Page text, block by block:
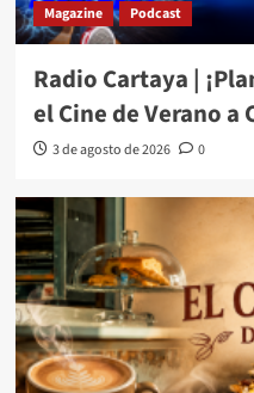
Magazine Podcast
Radio Cartaya |
el Cine de Verano a
3 de agosto de 2026 0